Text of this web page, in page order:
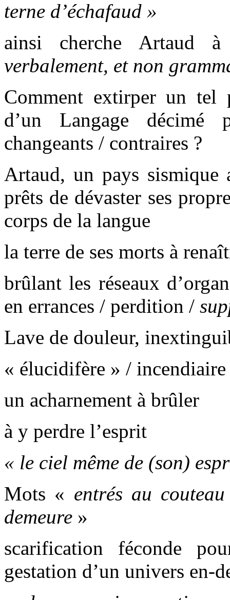
terne d’échafaud »
ainsi cherche Artaud
verbalement, et non
Comment extirper un tel
d’un Langage décimé
changeants / contraires ?
Artaud, un pays sismique
prêts de dévaster ses
corps de la langue
la terre de ses morts à
brûlant les réseaux
en errances / perdition /
Lave de douleur,
« élucidifère » / incendiaire
un acharnement à brûler
à y perdre l’esprit
« le ciel même de (son)
Mots « entrés au
demeure »
scarification féconde
gestation d’un univers en-